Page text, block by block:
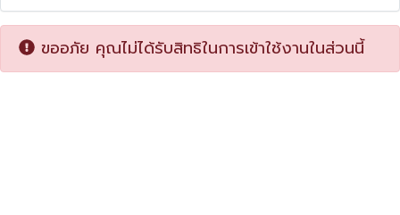
ขออภัย คุณไม่ได้รับสิทธิในการเข้าใช้งานในส่วนนี้